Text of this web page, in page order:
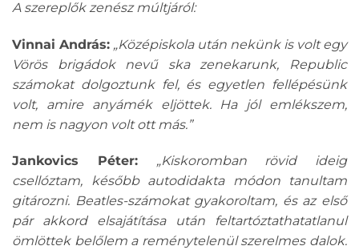
A szereplők zenész múltjáról:
Vinnai András: „Középiskola után nekünk is volt egy
Vörös brigádok nevű ska zenekarunk, Republic
számokat dolgoztunk fel, és egyetlen fellépésünk
volt, amire anyámék eljöttek. Ha jól emlékszem,
nem is nagyon volt ott más.”
Jankovics Péter:„Kiskoromban rövid ideig
csellóztam, később autodidakta módon tanultam
gitározni. Beatles-számokat gyakoroltam, és az első
pár akkord elsajátítása után feltartóztathatatlanul
ömlöttek belőlem a reménytelenül szerelmes dalok.